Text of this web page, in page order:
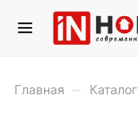
Главная – Каталог